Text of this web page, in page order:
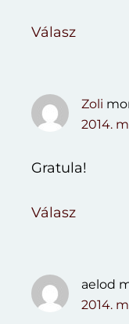
Válasz
Zoli
2014.
Gratula!
Válasz
aelod
2014.